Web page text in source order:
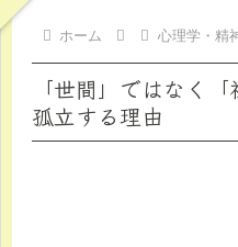
ホーム 心理学・精
「世間」ではなく
孤立する理由